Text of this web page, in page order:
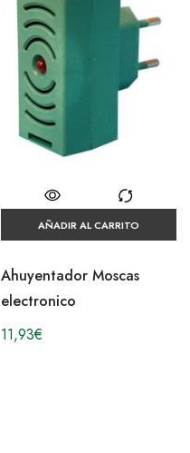
AÑADIR AL CARRITO
Ahuyentador Moscas
electronico
11,93€